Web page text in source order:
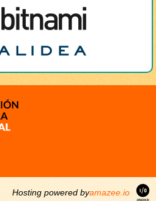
Hosting powered byamazee.io